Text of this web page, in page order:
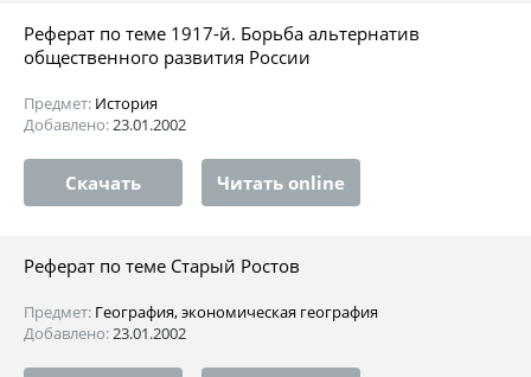
Реферат по теме 1917-й. Борьба альтернатив
общественного развития России
Предмет: История
Добавлено:23.01.2002
Скачать Читать online
Реферат по теме Старый Ростов
Предмет: География, экономическая география
Добавлено:23.01.2002